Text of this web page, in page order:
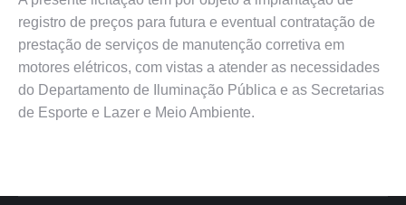
registro de preços para futura e eventual contratação de
prestação de serviços de manutenção corretiva em
motores elétricos, com vistas a atender as necessidades
do Departamento de Iluminação Pública e as Secretarias
de Esporte e Lazer e Meio Ambiente.